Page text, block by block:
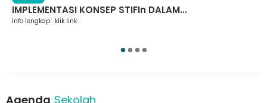
IMPLEMENTASI KONSEP STIFIn DALAM...
Info lengkap : klik link
Agenda Sekolah